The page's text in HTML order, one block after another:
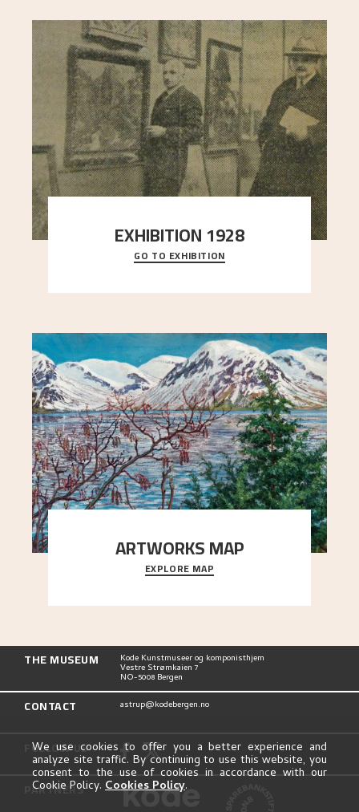
EXHIBITION 1928
When Astrup died in 1928, his friends Moritz Kaland
Simon Thorbjørnsen at the Art Society took
GO TO EXHIBITION
ARTWORKS MAP
Explore the locations and viewpoints in Astrup's
art.
EXPLORE MAP
THE MUSEUM Kode Kunstmuseer og komponisthjem
Vestre Strømkaien 7
NO-5008 Bergen
CONTACT astrup@kodebergen.no
FOLLOW US
PARTNERS
We use cookies to offer you a better experience and
analyze site traffic. By continuing to use this website, you
consent to the use of cookies in accordance with our
Cookie Policy. Cookies Policy.